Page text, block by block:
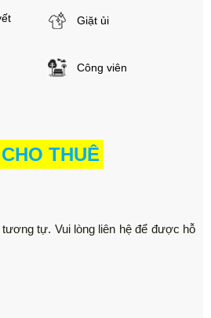
Giặt ủi
Công viên
THUÊ
tự. Vui lòng liên hệ để được hỗ